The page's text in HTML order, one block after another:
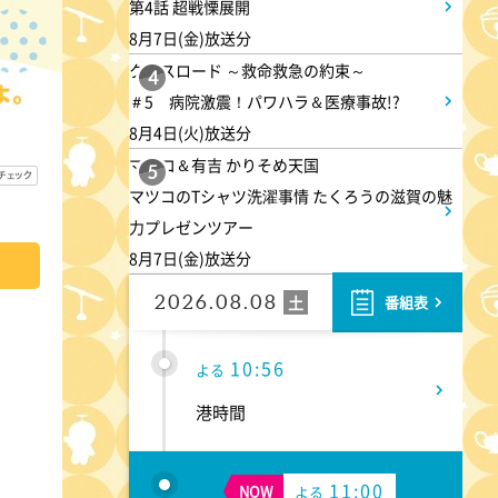
第4話 超戦慄展開
8月7日(金)放送分
4
クロスロード ～救命救急の約束～
＃5 病院激震！パワハラ＆医療事故!?
8月4日(火)放送分
5
マツコ＆有吉 かりそめ天国
マツコのTシャツ洗濯事情 たくろうの滋賀の魅
力プレゼンツアー
8月7日(金)放送分
2026.08.08 土 番組表
石油 最前線 そもそも石油と
は何なのか!?徹底取材!
よる 10:24
サタデーステーション
よる 10:52
私の幸福時間
よる 10:56
港時間
NOW よる 11:00